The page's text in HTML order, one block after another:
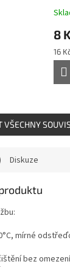
mm
8
16
VŠECHNY
Diskuze
mírné
bez omezení